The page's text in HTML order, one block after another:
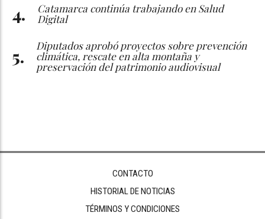
Catamarca continúa trabajando en Salud
Digital
Diputados aprobó proyectos sobre prevención
climática, rescate en alta montaña y
preservación del patrimonio audiovisual
CONTACTO
HISTORIAL DE NOTICIAS
TÉRMINOS Y CONDICIONES